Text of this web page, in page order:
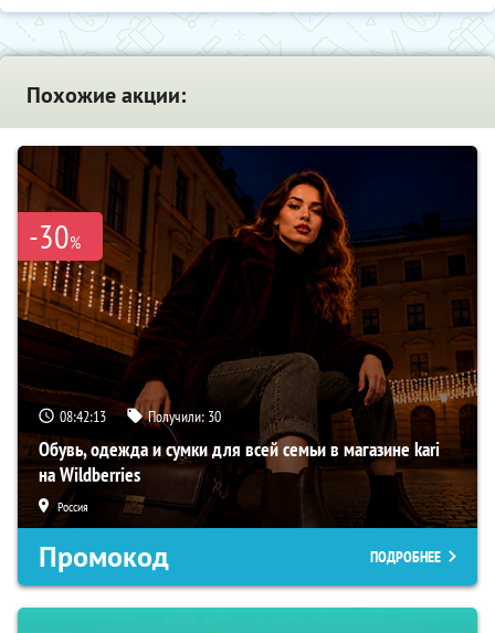
Похожие акции:
-30%
08:42:12 Получили: 30
Обувь, одежда и сумки для всей семьи в магазине kari
на Wildberries
Россия
Промокод ПОДРОБНЕЕ